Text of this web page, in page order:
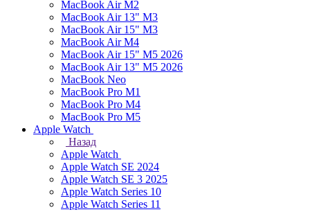
MacBook Air M2
MacBook Air 13" M3
MacBook Air 15" M3
MacBook Air M4
MacBook Air 15" М5 2026
MacBook Air 13" М5 2026
MacBook Neo
MacBook Pro M1
MacBook Pro M4
MacBook Pro M5
Apple Watch
Назад
Apple Watch
Apple Watch SE 2024
Apple Watch SE 3 2025
Apple Watch Series 10
Apple Watch Series 11